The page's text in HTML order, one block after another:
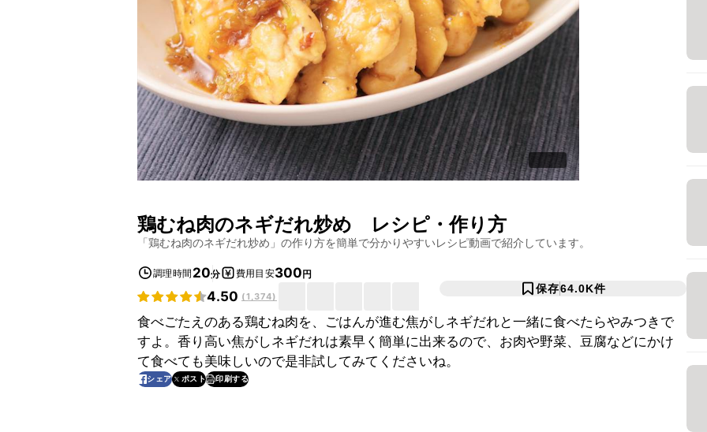
鶏むね肉のネギだれ炒め レシピ・作り方
「鶏むね肉のネギだれ炒め 」の作り方を簡単で分かりやすいレシピ動画で紹介しています。
調理時間 20分 費用目安300円
4.50 (1,374)
保存64.0K件
食べごたえのある鶏むね肉を、ごはんが進む焦がしネギだれと一緒に食べたらやみつきで
すよ。香り高い焦がしネギだれは素早く簡単に出来るので、お肉や野菜、豆腐などにかけ
て食べても美味しいので是非試してみてくださいね。
シェア ポスト 印刷する